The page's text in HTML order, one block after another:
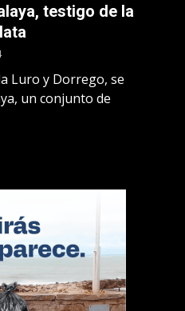
testigo de la
Luro y Dorrego, se
un conjunto de